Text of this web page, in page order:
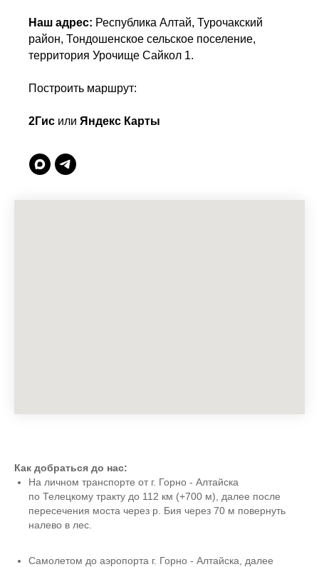
Наш адрес: Республика Алтай, Турочакский
район, Тондошенское сельское поселение,
территория Урочище Сайкол 1.
Построить маршрут:
2Гис или Яндекс Карты
Как добраться до нас:
На личном транспорте от г. Горно - Алтайска
по Телецкому тракту до 112 км (+700 м), далее после
пересечения моста через р. Бия через 70 м повернуть
налево в лес.
Самолетом до аэропорта г. Горно - Алтайска, далее